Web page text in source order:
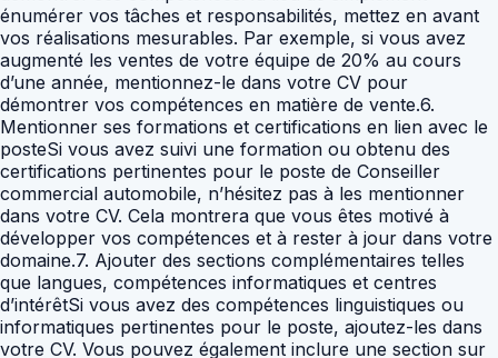
énumérer vos tâches et responsabilités, mettez en avant
vos réalisations mesurables. Par exemple, si vous avez
augmenté les ventes de votre équipe de 20% au cours
d’une année, mentionnez-le dans votre CV pour
démontrer vos compétences en matière de vente.6.
Mentionner ses formations et certifications en lien avec le
posteSi vous avez suivi une formation ou obtenu des
certifications pertinentes pour le poste de Conseiller
commercial automobile, n’hésitez pas à les mentionner
dans votre CV. Cela montrera que vous êtes motivé à
développer vos compétences et à rester à jour dans votre
domaine.7. Ajouter des sections complémentaires telles
que langues, compétences informatiques et centres
d’intérêtSi vous avez des compétences linguistiques ou
informatiques pertinentes pour le poste, ajoutez-les dans
votre CV. Vous pouvez également inclure une section sur